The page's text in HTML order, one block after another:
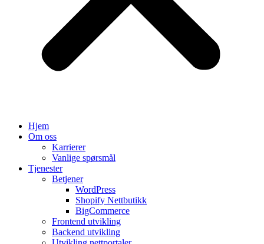
Hjem
Om oss
Karrierer
Vanlige spørsmål
Tjenester
Betjener
WordPress
Shopify Nettbutikk
BigCommerce
Frontend utvikling
Backend utvikling